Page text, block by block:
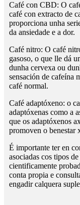
Café con CBD: O
café con extracto de
proporciona unha
da ansiedade e a dor.
Café nitro: O café
gasoso, o que lle dá
dunha cervexa ou
sensación de cafeína
café normal.
Café adaptóxeno: o
adaptóxenas como a
que os adaptóxenos
promoven o benestar
É importante ter en
asociadas cos tipos
cientificamente
conta propia e
engadir calquera